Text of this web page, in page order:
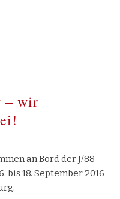
– wir
an Bord der J/88
bis 18. September 2016